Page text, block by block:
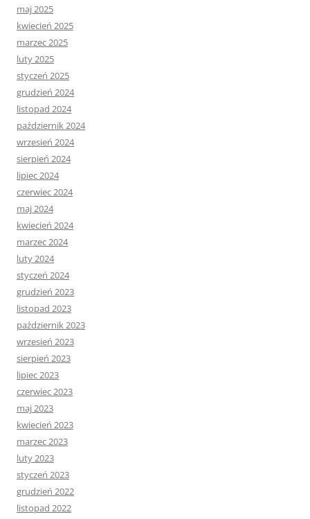
maj 2025
kwiecień 2025
marzec 2025
luty 2025
styczeń 2025
grudzień 2024
listopad 2024
październik 2024
wrzesień 2024
sierpień 2024
lipiec 2024
czerwiec 2024
maj 2024
kwiecień 2024
marzec 2024
luty 2024
styczeń 2024
grudzień 2023
listopad 2023
październik 2023
wrzesień 2023
sierpień 2023
lipiec 2023
czerwiec 2023
maj 2023
kwiecień 2023
marzec 2023
luty 2023
styczeń 2023
grudzień 2022
listopad 2022